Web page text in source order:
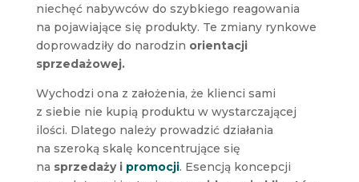
niechęć nabywców do szybkiego reagowania
na pojawiające się produkty. Te zmiany rynkowe
doprowadziły do narodzin orientacji
sprzedażowej.
Wychodzi ona z założenia, że klienci sami
z siebie nie kupią produktu w wystarczającej
ilości. Dlatego należy prowadzić działania
na szeroką skalę koncentrujące się
na sprzedaży i promocji. Esencją koncepcji